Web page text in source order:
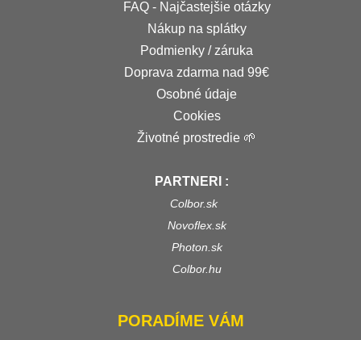
FAQ - Najčastejšie otázky
Nákup na splátky
Podmienky / záruka
Doprava zdarma nad 99€
Osobné údaje
Cookies
Životné prostredie 🌱
PARTNERI :
Colbor.sk
Novoflex.sk
Photon.sk
Colbor.hu
PORADÍME VÁM